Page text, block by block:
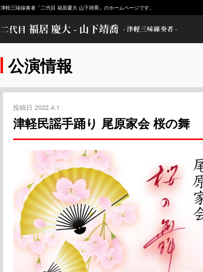
津軽三味線奏者「二代目 福居慶大 山下靖喬」のホームページです。
公演情報
投稿日 2022.4.1
津軽民謡手踊り 尾原家会 桜の舞